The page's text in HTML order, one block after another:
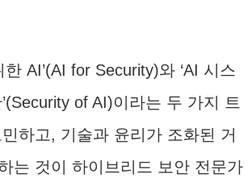
한 AI’(AI for Security)와 ‘AI 시스
of AI)이라는 두 가지 트
하고, 기술과 윤리가 조화된 거
는 것이 하이브리드 보안 전문가